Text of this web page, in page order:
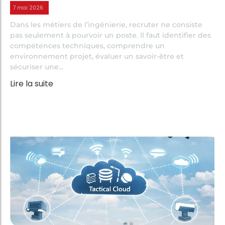
7 mai 2026
Dans les métiers de l’ingénierie, recruter ne consiste
pas seulement à pourvoir un poste. Il faut identifier des
compétences techniques, comprendre un
environnement projet, évaluer un savoir-être et
sécuriser une...
Lire la suite